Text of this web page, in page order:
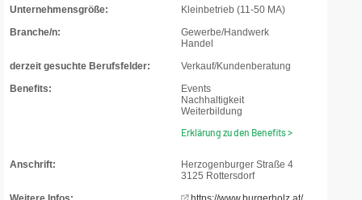
Unternehmensgröße:
Kleinbetrieb (11-50 MA)
Branche/n:
Gewerbe/Handwerk
Handel
derzeit gesuchte Berufsfelder:
Verkauf/Kundenberatung
Benefits:
Events
Nachhaltigkeit
Weiterbildung
Erklärung zu den Benefits >
Anschrift:
Herzogenburger Straße 4
3125 Rottersdorf